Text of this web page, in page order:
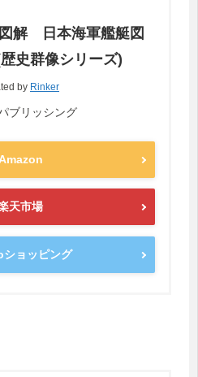
解 日本海軍艦艇図
史群像シリーズ)
by Rinker
ブリッシング
Amazon
天市場
ョッピング